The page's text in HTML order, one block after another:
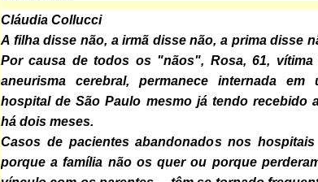
Cláudia Collucci
A filha disse não, a irmã disse não, a prima disse
Por causa de todos os "nãos", Rosa, 61, vítima
aneurisma cerebral, permanece internada em
hospital de São Paulo mesmo já tendo recebido
há dois meses.
Casos de pacientes abandonados nos
porque a família não os quer ou porque